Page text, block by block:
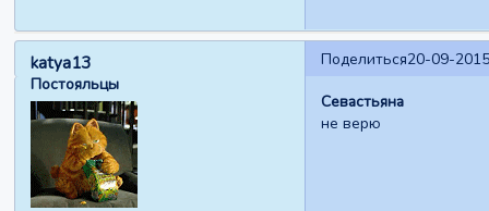
Поделиться20-09-
katya13
Постояльцы
Севастьяна
не верю